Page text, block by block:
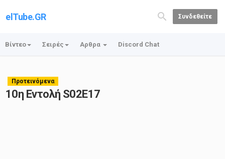
elTube.GR Συνδεθείτε
Βίντεο Σειρές Αρθρα Discord Chat
Προτεινόμενα
10η Εντολή S02E17